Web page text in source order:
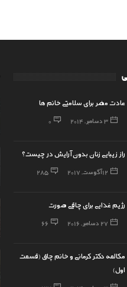
عادت مضر برای سلامتی خانم ها
3 دسامبر, 2014 0
راز زیبایی زنان بدون آرایش در چیست؟
12 آگوست, 2017 285
رژیم غذایی برای چاقی صورت
27 دسامبر, 2016 66
مکالمه دکتر کرمانی و خانم چاق (قسمت
اول)